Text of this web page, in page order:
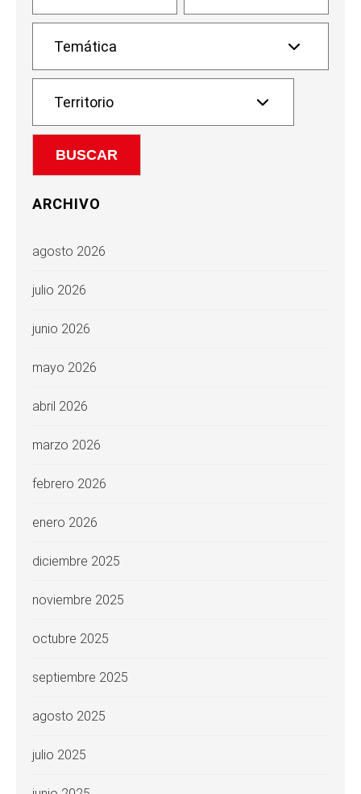
ARCHIVO
agosto 2026
julio 2026
junio 2026
mayo 2026
abril 2026
marzo 2026
febrero 2026
enero 2026
diciembre 2025
noviembre 2025
octubre 2025
septiembre 2025
agosto 2025
julio 2025